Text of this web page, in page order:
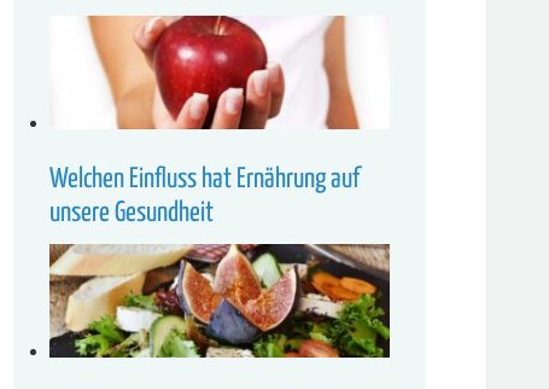
Welchen Einfluss hat Ernährung auf
unsere Gesundheit